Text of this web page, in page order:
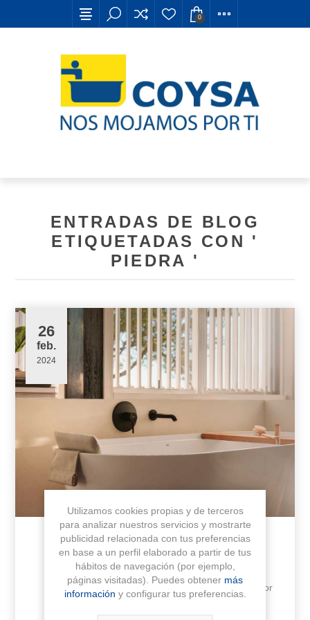
0
ENTRADAS DE BLOG
ETIQUETADAS CON '
PIEDRA '
TENDENCIAS 2024
26
feb.
2024
Como expertos en equipamiento para el
baño, en Coysa estamos emocionados por
Utilizamos cookies propias y de terceros
para analizar nuestros servicios y mostrarte
publicidad relacionada con tus preferencias
en base a un perfil elaborado a partir de tus
hábitos de navegación (por ejemplo,
páginas visitadas). Puedes obtener más
información y configurar tus preferencias.